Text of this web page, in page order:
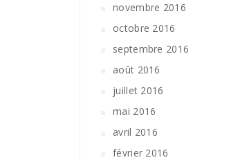
novembre 2016
octobre 2016
septembre 2016
août 2016
juillet 2016
mai 2016
avril 2016
février 2016